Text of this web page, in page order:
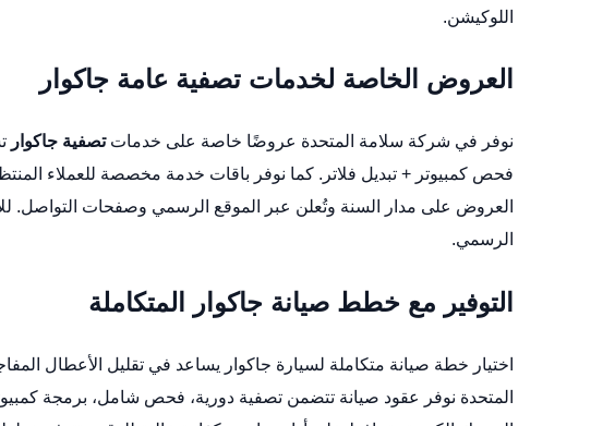
اللوكيشن.
العروض الخاصة لخدمات تصفية عامة جاكوار
نوفر في شركة سلامة المتحدة عروضًا خاصة على خدماتتصفية جاكوار
فحص كمبيوتر + تبديل فلاتر. كما نوفر باقات خدمة مخصصة للعملاء
العروض على مدار السنة وتُعلن عبر الموقع الرسمي وصفحات التواصل. للاستفادة،
الرسمي.
التوفير مع خطط صيانة جاكوار المتكاملة
اختيار خطة صيانة متكاملة لسيارة جاكوار يساعد في تقليل الأعطال
المتحدة نوفر عقود صيانة تتضمن تصفية دورية، فحص شامل، برمجة